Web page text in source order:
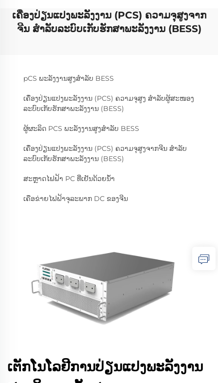
ເຄື່ອງປ່ຽນແປງພະລັງງານ (PCS) ຄວາມຈຸສູງຈາກ
ຈີນ ສຳລັບລະບົບເກັບຮັກສາພະລັງງານ (BESS)
pCS ພະລັງງານສູງສຳລັບ BESS
ເຄື່ອງປ່ຽນແປງພະລັງງານ (PCS) ຄວາມຈຸສູງ ສຳລັບຜູ້ສະໜອງ
ລະບົບເກັບຮັກສາພະລັງງານ (BESS)
ຜູ້ຜະລິດ PCS ພະລັງງານສູງສຳລັບ BESS
ເຄື່ອງປ່ຽນແປງພະລັງງານ (PCS) ຄວາມຈຸສູງຈາກຈີນ ສຳລັບ
ລະບົບເກັບຮັກສາພະລັງງານ (BESS)
ສະຫຼາດໄຟຟ້າ PC ທີ່ເຢັນດ້ວຍນ້ຳ
ເຄືອຂ່າຍໄຟຟ້າຈຸລະພາກ DC ຂອງຈີນ
ເຕັກໂນໂລຢີການປ່ຽນແປງພະລັງງານ